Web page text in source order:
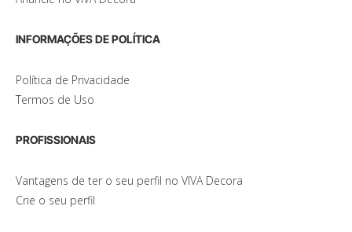
INFORMAÇÕES DE POLÍTICA
Política de Privacidade
Termos de Uso
PROFISSIONAIS
Vantagens de ter o seu perfil no VIVA Decora
Crie o seu perfil